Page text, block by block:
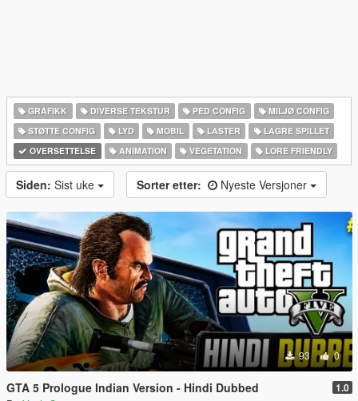
GRAFIKK DIVERSE TEKSTUR PED CONFIG
MILJØ CONFIG
STØTTE CONFIG
LYD MOBIL LASTER
LAGRE SPILLET
OVERSETTELSE
ANIMATION VEGETATION LORE FRIENDLY
Siden: Sist uke Sorter etter: Nyeste Versjoner
93 0
GTA 5 Prologue Indian Version - Hindi Dubbed 1.0